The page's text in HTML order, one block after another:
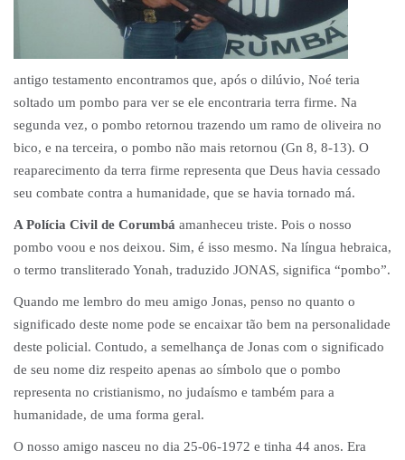
antigo testamento encontramos que, após o dilúvio, Noé teria
soltado um pombo para ver se ele encontraria terra firme. Na
segunda vez, o pombo retornou trazendo um ramo de oliveira no
bico, e na terceira, o pombo não mais retornou (Gn 8, 8-13). O
reaparecimento da terra firme representa que Deus havia cessado
seu combate contra a humanidade, que se havia tornado má.
A Polícia Civil de Corumbá amanheceu triste. Pois o nosso
pombo voou e nos deixou. Sim, é isso mesmo. Na língua hebraica,
o termo transliterado Yonah, traduzido JONAS, significa “pombo”.
Quando me lembro do meu amigo Jonas, penso no quanto o
significado deste nome pode se encaixar tão bem na personalidade
deste policial. Contudo, a semelhança de Jonas com o significado
de seu nome diz respeito apenas ao símbolo que o pombo
representa no cristianismo, no judaísmo e também para a
humanidade, de uma forma geral.
O nosso amigo nasceu no dia 25-06-1972 e tinha 44 anos. Era